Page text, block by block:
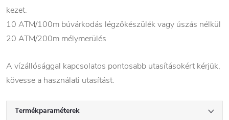
kezet.
10 ATM/100m búvárkodás légzőkészülék vagy úszás nélkül
20 ATM/200m mélymerülés
A vízállósággal kapcsolatos pontosabb utasításokért kérjük,
kövesse a használati utasítást.
Termékparaméterek